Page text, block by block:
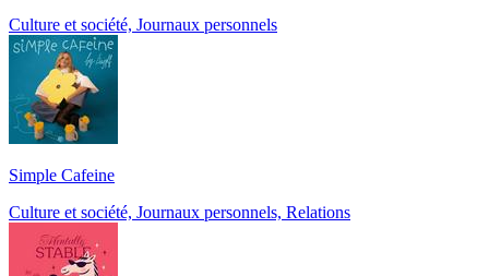
Culture et société, Journaux personnels
Simple Cafeine
Culture et société, Journaux personnels, Relations